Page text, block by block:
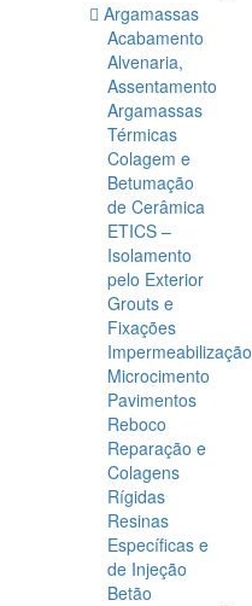
Argamassas
Acabamento
Alvenaria,
Assentamento
Argamassas
Térmicas
Colagem e
Betumação
de Cerâmica
ETICS –
Isolamento
pelo Exterior
Grouts e
Fixações
Impermeabilização
Microcimento
Pavimentos
Reboco
Reparação e
Colagens
Rígidas
Resinas
Específicas e
de Injeção
Betão